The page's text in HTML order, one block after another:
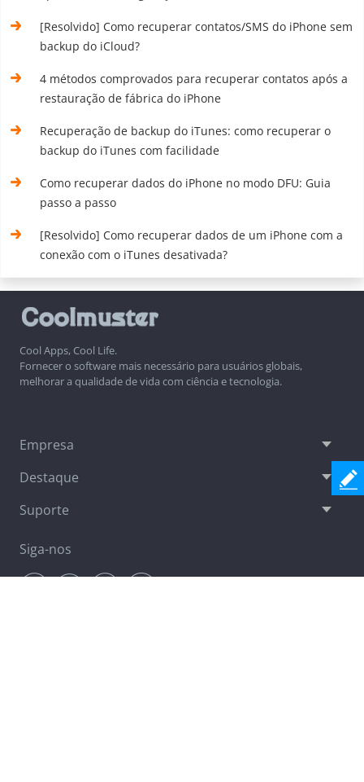
[Resolvido] Como recuperar contatos/SMS do iPhone sem
backup do iCloud?
4 métodos comprovados para recuperar contatos após a
restauração de fábrica do iPhone
Recuperação de backup do iTunes: como recuperar o
backup do iTunes com facilidade
Como recuperar dados do iPhone no modo DFU: Guia
passo a passo
[Resolvido] Como recuperar dados de um iPhone com a
conexão com o iTunes desativada?
Cool Apps, Cool Life.
Fornecer o software mais necessário para usuários globais,
melhorar a qualidade de vida com ciência e tecnologia.
Empresa
Destaque
Suporte
Siga-nos